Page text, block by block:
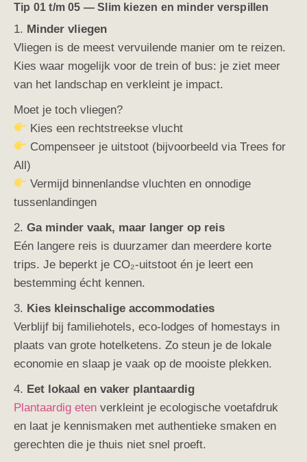
Tip 01 t/m 05 — Slim kiezen en minder verspillen
1. Minder vliegen
Vliegen is de meest vervuilende manier om te reizen.
Kies waar mogelijk voor de trein of bus: je ziet meer
van het landschap en verkleint je impact.
Moet je toch vliegen?
Kies een rechtstreekse vlucht
Compenseer je uitstoot (bijvoorbeeld via Trees for
All)
Vermijd binnenlandse vluchten en onnodige
tussenlandingen
2. Ga minder vaak, maar langer op reis
Eén langere reis is duurzamer dan meerdere korte
trips. Je beperkt je CO₂-uitstoot én je leert een
bestemming écht kennen.
3. Kies kleinschalige accommodaties
Verblijf bij familiehotels, eco-lodges of homestays in
plaats van grote hotelketens. Zo steun je de lokale
economie en slaap je vaak op de mooiste plekken.
4. Eet lokaal en vaker plantaardig
Plantaardig eten verkleint je ecologische voetafdruk
en laat je kennismaken met authentieke smaken en
gerechten die je thuis niet snel proeft.